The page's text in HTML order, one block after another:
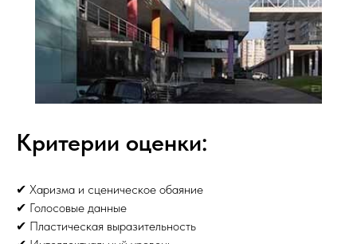
Критерии оценки:
✔ Харизма и сценическое обаяние
✔ Голосовые данные
✔ Пластическая выразительность